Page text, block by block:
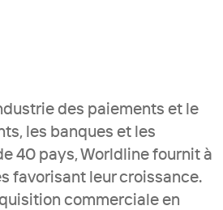
des paiements et le
les banques et les
40 pays, Worldline fournit à
favorisant leur croissance.
commerciale en